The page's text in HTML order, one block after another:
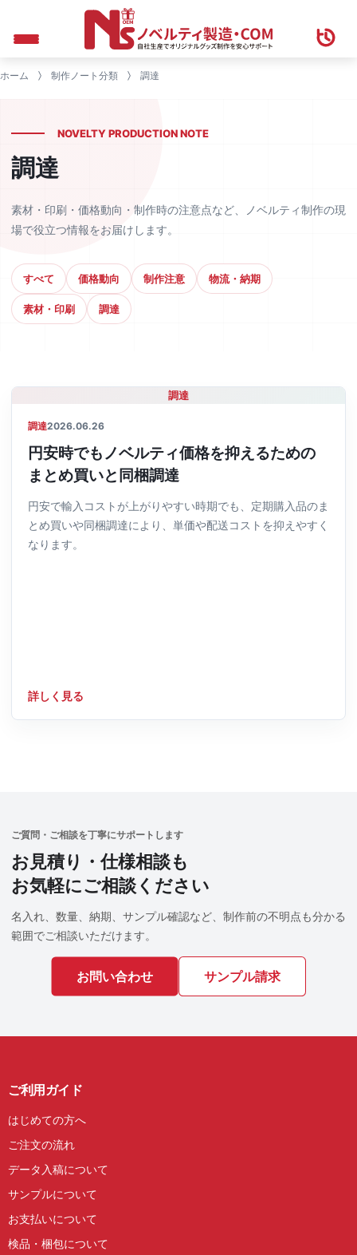
ホーム 制作ノート分類 調達
NOVELTY PRODUCTION NOTE
調達
素材・印刷・価格動向・制作時の注意点など、ノベルティ制作の現
場で役立つ情報をお届けします。
すべて 価格動向 制作注意 物流・納期
素材・印刷 調達
調達
調達2026.06.26
円安時でもノベルティ価格を抑えるための
まとめ買いと同梱調達
円安で輸入コストが上がりやすい時期でも、定期購入品のま
とめ買いや同梱調達により、単価や配送コストを抑えやすく
なります。
詳しく見る
ご質問・ご相談を丁寧にサポートします
お見積り・仕様相談も
お気軽にご相談ください
名入れ、数量、納期、サンプル確認など、制作前の不明点も分かる
範囲でご相談いただけます。
ご利用ガイド
はじめての方へ
ご注文の流れ
データ入稿について
サンプルについて
お支払いについて
検品・梱包について